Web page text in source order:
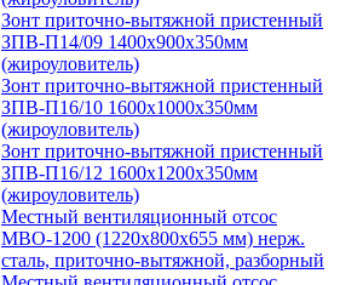
Зонт приточно-вытяжной пристенный
ЗПВ-П14/09 1400х900х350мм
(жироуловитель)
Зонт приточно-вытяжной пристенный
ЗПВ-П16/10 1600х1000х350мм
(жироуловитель)
Зонт приточно-вытяжной пристенный
ЗПВ-П16/12 1600х1200х350мм
(жироуловитель)
Местный вентиляционный отсос
МВО-1200 (1220х800х655 мм) нерж.
сталь, приточно-вытяжной, разборный